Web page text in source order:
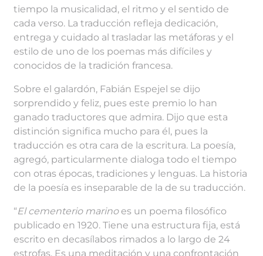
tiempo la musicalidad, el ritmo y el sentido de
cada verso. La traducción refleja dedicación,
entrega y cuidado al trasladar las metáforas y el
estilo de uno de los poemas más difíciles y
conocidos de la tradición francesa.
Sobre el galardón, Fabián Espejel se dijo
sorprendido y feliz, pues este premio lo han
ganado traductores que admira. Dijo que esta
distinción significa mucho para él, pues la
traducción es otra cara de la escritura. La poesía,
agregó, particularmente dialoga todo el tiempo
con otras épocas, tradiciones y lenguas. La historia
de la poesía es inseparable de la de su traducción.
“El cementerio marinoes un poema filosófico
publicado en 1920. Tiene una estructura fija, está
escrito en decasílabos rimados a lo largo de 24
estrofas. Es una meditación y una confrontación